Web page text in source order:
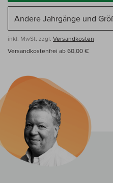
inkl. MwSt, zzgl. Versandkosten
Versandkostenfrei ab 60,00 €